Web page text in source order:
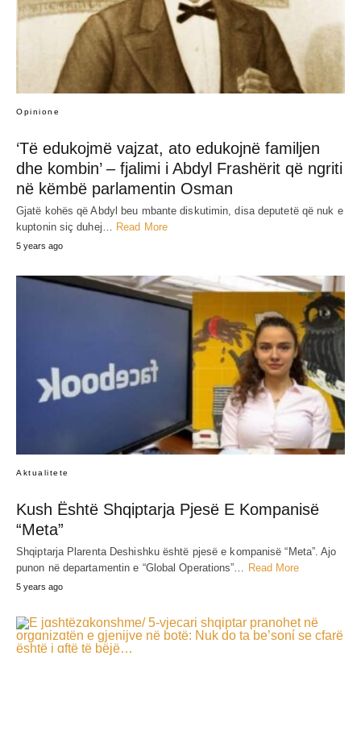
Opinione
‘Të edukojmë vajzat, ato edukojnë familjen
dhe kombin’ – fjalimi i Abdyl Frashërit që ngriti
në këmbë parlamentin Osman
Gjatë kohës që Abdyl beu mbante diskutimin, disa deputetë që nuk e
kuptonin siç duhej… Read More
5 years ago
Aktualitete
Kush Është Shqiptarja Pjesë E Kompanisë
“Meta”
Shqiptarja Plarenta Deshishku është pjesë e kompanisë “Meta”. Ajo
punon në departamentin e “Global Operations”…
Read More
5 years ago